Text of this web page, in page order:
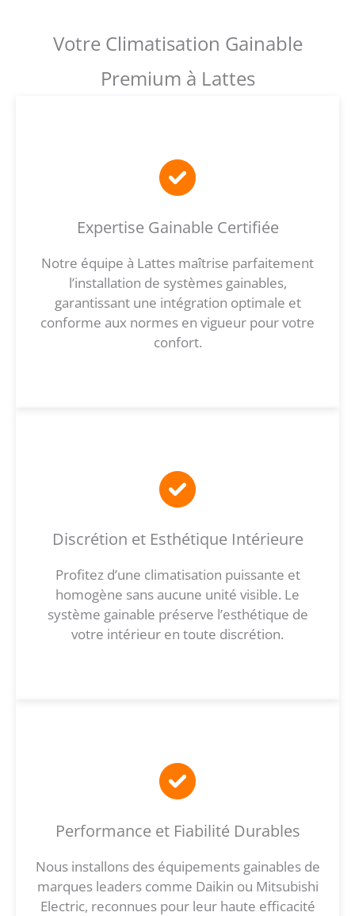
Votre Climatisation Gainable
Premium à Lattes
Expertise Gainable Certifiée
Notre équipe à Lattes maîtrise parfaitement
l’installation de systèmes gainables,
garantissant une intégration optimale et
conforme aux normes en vigueur pour votre
confort.
Discrétion et Esthétique Intérieure
Profitez d’une climatisation puissante et
homogène sans aucune unité visible. Le
système gainable préserve l’esthétique de
votre intérieur en toute discrétion.
Performance et Fiabilité Durables
Nous installons des équipements gainables de
marques leaders comme Daikin ou Mitsubishi
Electric, reconnues pour leur haute efficacité